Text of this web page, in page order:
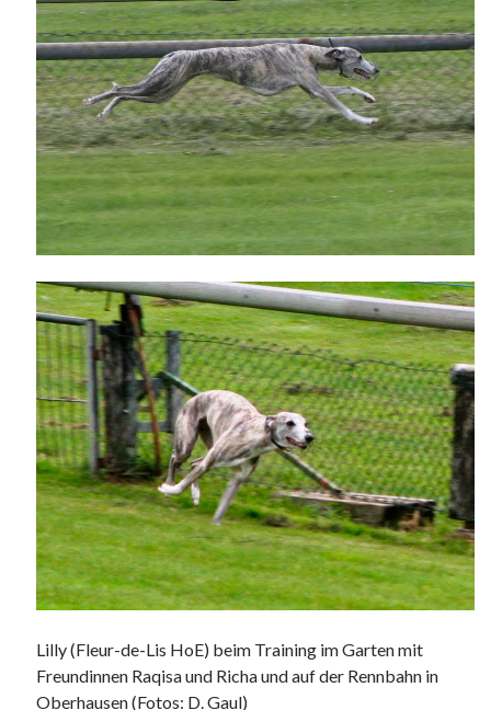
Lilly (Fleur-de-Lis HoE) beim Training im Garten mit
Freundinnen Raqisa und Richa und auf der Rennbahn in
Oberhausen (Fotos: D. Gaul)